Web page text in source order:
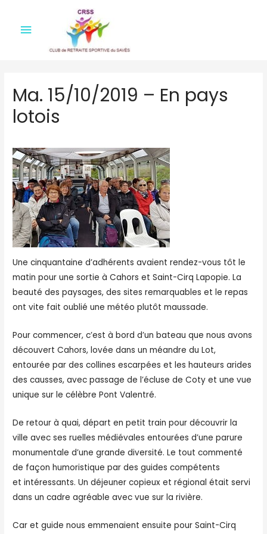
Menu
principal
Ma. 15/10/2019 – En pays
lotois
Une cinquantaine d’adhérents avaient rendez-vous tôt le
matin pour une sortie à Cahors et Saint-Cirq Lapopie. La
beauté des paysages, des sites remarquables et le repas
ont vite fait oublié une météo plutôt maussade.
Pour commencer, c’est à bord d’un bateau que nous avons
découvert Cahors, lovée dans un méandre du Lot,
entourée par des collines escarpées et les hauteurs arides
des causses, avec passage de l’écluse de Coty et une vue
unique sur le célèbre Pont Valentré.
De retour à quai, départ en petit train pour découvrir la
ville avec ses ruelles médiévales entourées d’une parure
monumentale d’une grande diversité. Le tout commenté
de façon humoristique par des guides compétents
et intéressants. Un déjeuner copieux et régional était servi
dans un cadre agréable avec vue sur la rivière.
Car et guide nous emmenaient ensuite pour Saint-Cirq